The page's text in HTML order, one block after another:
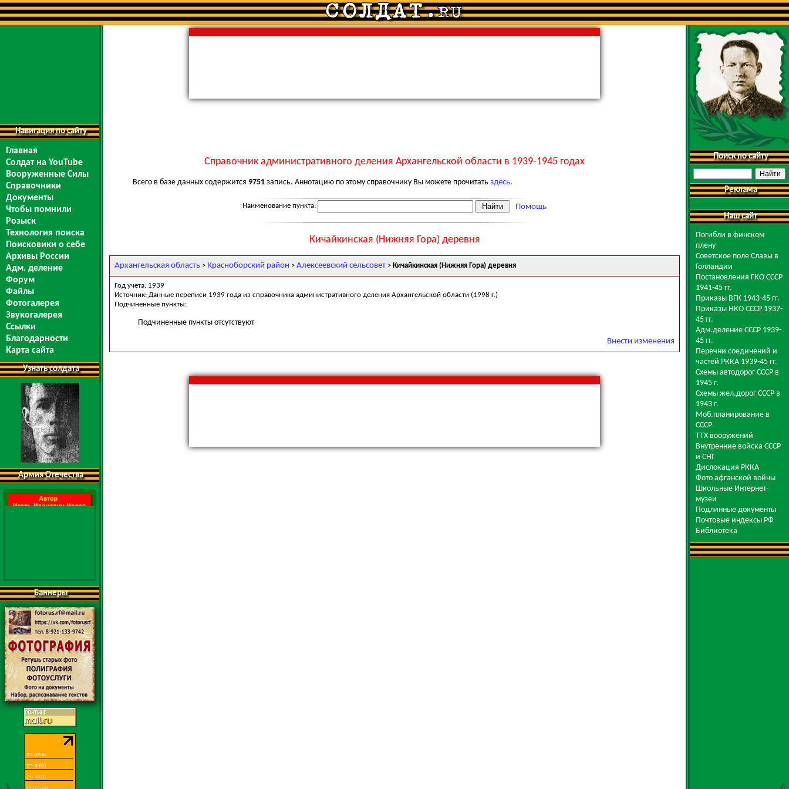
Навигация по сайту
Главная
Солдат на YouTube
Вооруженные Силы
Справочники
Документы
Чтобы помнили
Розыск
Технология поиска
Поисковики о себе
Архивы России
Адм. деление
Форум
Файлы
Фотогалерея
Звукогалерея
Ссылки
Благодарности
Карта сайта
Узнать солдата
Армия Отечества
Баннеры
Справочник административного деления Архангельской области в 1939-1945 годах
Всего в базе данных содержится 9751 запись. Аннотацию по этому справочнику Вы можете прочитать здесь.
Наименование пункта: Помощь
Кичайкинская (Нижняя Гора) деревня
Архангельская область > Красноборский район > Алексеевский сельсовет > Кичайкинская (Нижняя Гора) деревня
Год учета: 1939
Источник: Данные переписи 1939 года из справочника административного деления Архангельской области (1998 г.)
Подчиненные пункты:
Подчиненные пункты отсутствуют
Внести изменения
Поиск по сайту
Реклама
Наш сайт
Погибли в финском
плену
Советское поле Славы в
Голландии
Постановления ГКО СССР
1941-45 гг.
Приказы ВГК 1943-45 гг.
Приказы НКО СССР 1937-
45 гг.
Адм.деление СССР 1939-
45 гг.
Перечни соединений и
частей РККА 1939-45 гг.
Схемы автодорог СССР в
1945 г.
Схемы жел.дорог СССР в
1943 г.
Моб.планирование в
СССР
ТТХ вооружений
Внутренние войска СССР
и СНГ
Дислокация РККА
Фото афганской войны
Школьные Интернет-
музеи
Подлинные документы
Почтовые индексы РФ
Библиотека